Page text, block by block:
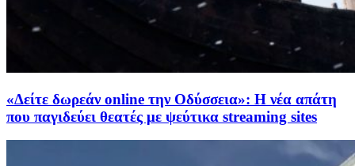
«Δείτε δωρεάν online την Οδύσσεια»: Η νέα απάτη
που παγιδεύει θεατές με ψεύτικα streaming sites